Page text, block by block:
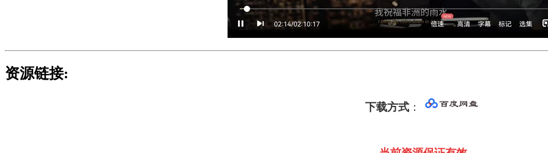
资源链接:
下载方式 ：